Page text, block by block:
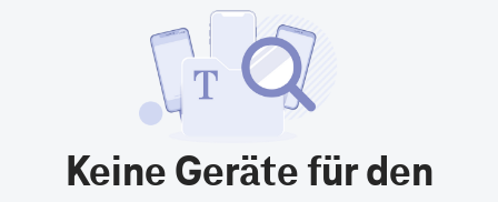
Keine Geräte für den